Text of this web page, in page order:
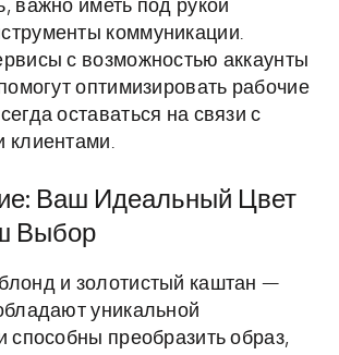
важно иметь под рукой
коммуникации.
с возможностью аккаунты
оптимизировать рабочие
оставаться на связи с
клиентами.
Ваш Идеальный Цвет
Выбор
и золотистый каштан —
уникальной
способны преобразить образ,